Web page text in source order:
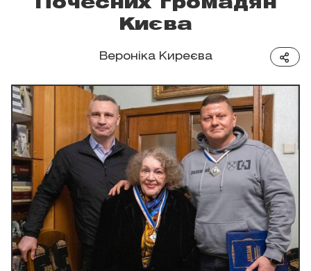
Почесних громадян
Києва
Вероніка Киреєва